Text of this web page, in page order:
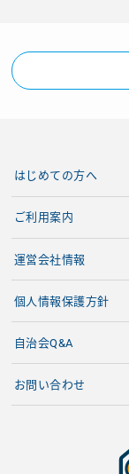
はじめての方へ
ご利用案内
運営会社情報
個人情報保護方針
自治会Q&A
お問い合わせ